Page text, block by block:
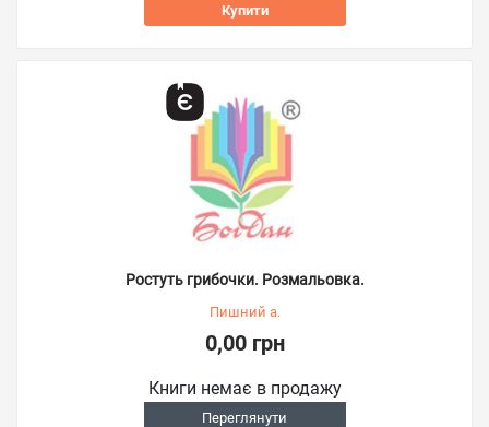
Купити
Ростуть грибочки. Розмальовка.
Пишний а.
0,00 грн
Книги немає в продажу
Переглянути